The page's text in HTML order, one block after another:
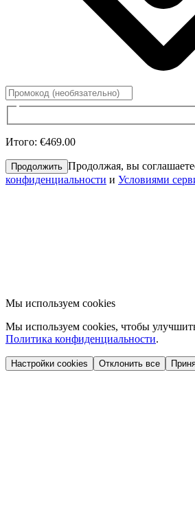
Итого: €469.00
Продолжить Продолжая, вы
конфиденциальности и Условиями
Мы используем cookies
Мы используем cookies, чтобы
Политика конфиденциальности.
Настройки cookies Отклонить все